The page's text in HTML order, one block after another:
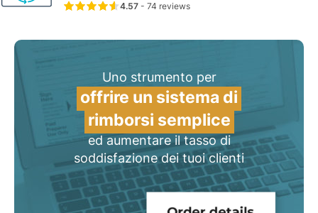
4.57su
5 in base a
74
4.57 - 74 reviews
Uno strumento per
offrire un sistema di
rimborsi semplice
ed aumentare il tasso di
soddisfazione dei tuoi clienti